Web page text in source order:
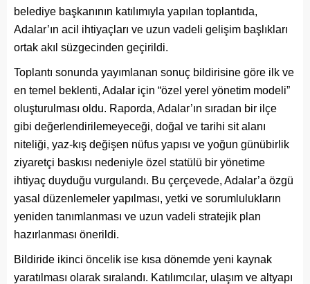
belediye başkanının katılımıyla yapılan toplantıda,
Adalar’ın acil ihtiyaçları ve uzun vadeli gelişim başlıkları
ortak akıl süzgecinden geçirildi.
Toplantı sonunda yayımlanan sonuç bildirisine göre ilk ve
en temel beklenti, Adalar için “özel yerel yönetim modeli”
oluşturulması oldu. Raporda, Adalar’ın sıradan bir ilçe
gibi değerlendirilemeyeceği, doğal ve tarihi sit alanı
niteliği, yaz-kış değişen nüfus yapısı ve yoğun günübirlik
ziyaretçi baskısı nedeniyle özel statülü bir yönetime
ihtiyaç duyduğu vurgulandı. Bu çerçevede, Adalar’a özgü
yasal düzenlemeler yapılması, yetki ve sorumlulukların
yeniden tanımlanması ve uzun vadeli stratejik plan
hazırlanması önerildi.
Bildiride ikinci öncelik ise kısa dönemde yeni kaynak
yaratılması olarak sıralandı. Katılımcılar, ulaşım ve altyapı